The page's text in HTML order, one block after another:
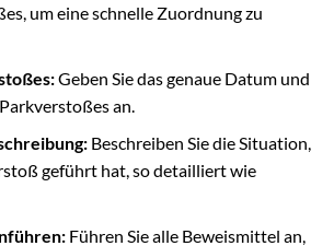
um eine schnelle Zuordnung zu
Geben Sie das genaue Datum und
an.
Beschreiben Sie die Situation,
geführt hat, so detailliert wie
Führen Sie alle Beweismittel an,